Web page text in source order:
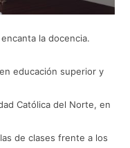
la docencia.
educación superior y
Católica del Norte, en
de clases frente a los